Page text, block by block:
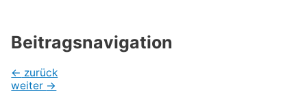
Beitragsnavigation
← zurück
weiter →